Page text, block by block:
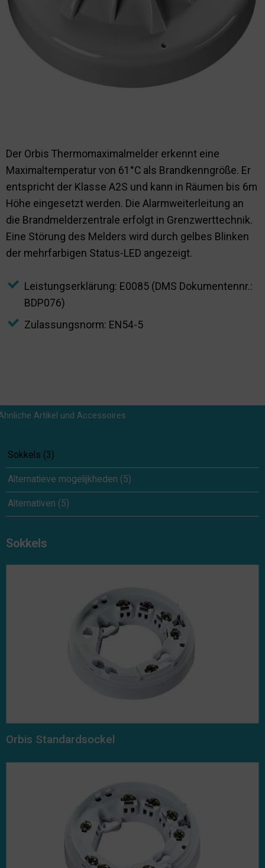
Nachhaltigkeit
Der Orbis Thermomaximalmelder erkennt eine
Maximaltemperatur von 61°C als Brandkenngröße. Er
entspricht der Klasse A2S und kann in Räumen bis 6m
Höhe eingesetzt werden. Die Alarmweiterleitung an
die Brandmelderzentrale erfolgt in Grenzwerttechnik.
Eine Störung des Melders wird durch gelbes Blinken
der mehrfarbigen Status-LED angezeigt.
Leistungserklärung: E0085 (DMS Dokumentennr.:
BDP076)
Zulassungsnorm: EN54-5
Artikel und Accessoires
Sokkels (3)
Alternatieve mogelijkheden (5)
Alternativen (5)
Sokkels
Orbis Standardsockel